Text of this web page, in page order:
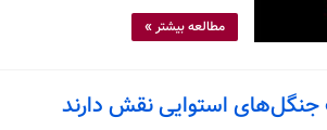
مطالعه بیشتر »
استوایی نقش دارند